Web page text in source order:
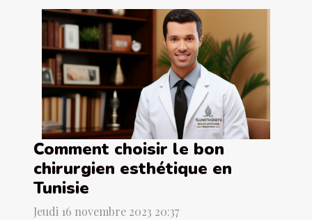
Comment choisir le bon
chirurgien esthétique en
Tunisie
Jeudi 16 novembre 2023 20:37